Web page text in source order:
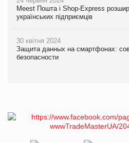
Meest Пошта і Shop-Express
українських підприємців
30 квітня 2024
Защита данных на смартфонах:
безопасности